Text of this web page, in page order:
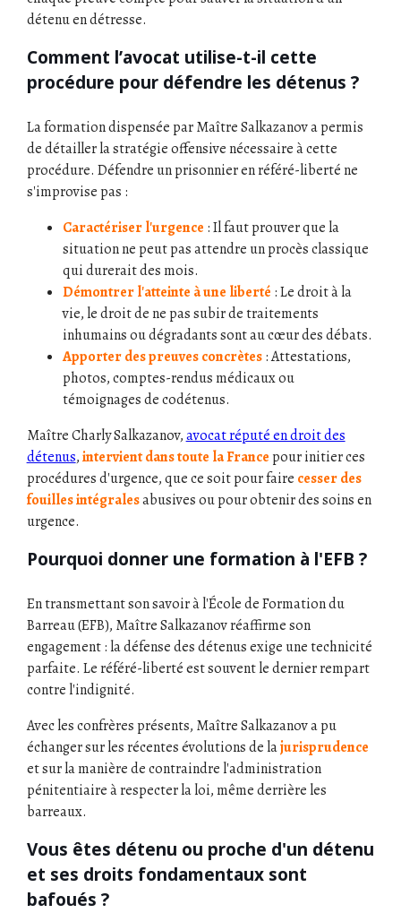
détenu en détresse.
Comment l’avocat utilise-t-il cette
procédure pour défendre les détenus ?
La formation dispensée par Maître Salkazanov a permis
de détailler la stratégie offensive nécessaire à cette
procédure. Défendre un prisonnier en référé-liberté ne
s'improvise pas :
Caractériser l'urgence : Il faut prouver que la
situation ne peut pas attendre un procès classique
qui durerait des mois.
Démontrer l'atteinte à une liberté : Le droit à la
vie, le droit de ne pas subir de traitements
inhumains ou dégradants sont au cœur des débats.
Apporter des preuves concrètes: Attestations,
photos, comptes-rendus médicaux ou
témoignages de codétenus.
Maître Charly Salkazanov,avocat réputé en droit des
détenus,intervient dans toute la France pour initier ces
procédures d'urgence, que ce soit pour faire cesser des
fouilles intégralesabusives ou pour obtenir des soins en
urgence.
Pourquoi donner une formation à l'EFB ?
En transmettant son savoir à l'École de Formation du
Barreau (EFB), Maître Salkazanov réaffirme son
engagement : la défense des détenus exige une technicité
parfaite. Le référé-liberté est souvent le dernier rempart
contre l'indignité.
Avec les confrères présents, Maître Salkazanov a pu
échanger sur les récentes évolutions de lajurisprudence
et sur la manière de contraindre l'administration
pénitentiaire à respecter la loi, même derrière les
barreaux.
Vous êtes détenu ou proche d'un détenu
et ses droits fondamentaux sont
bafoués ?